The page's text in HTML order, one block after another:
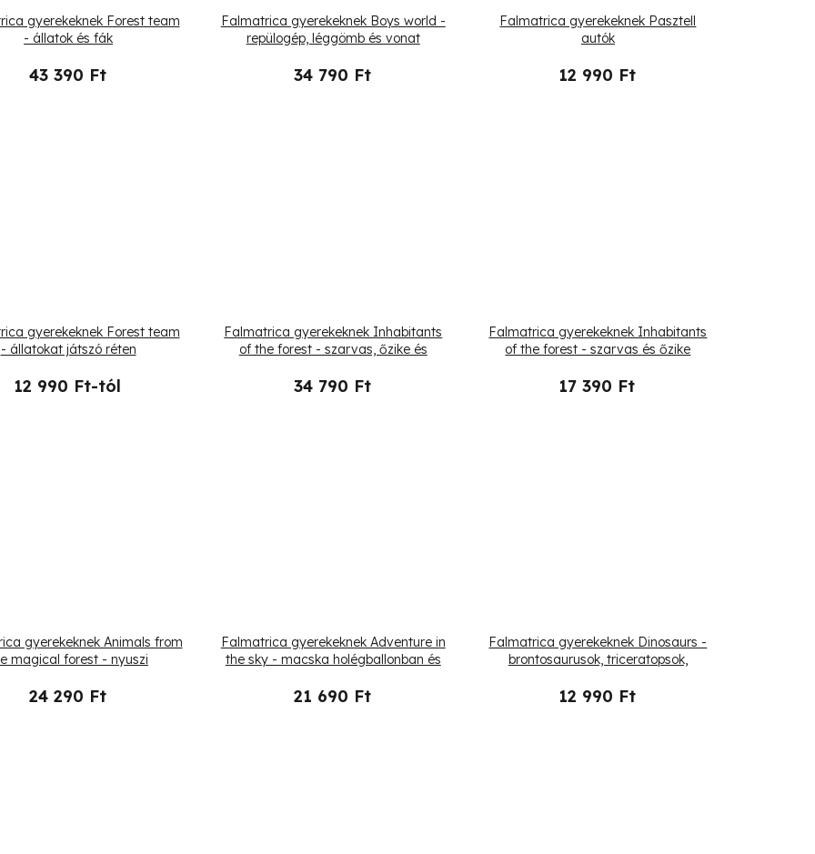
gyerekeknek Forest team
- állatok és fák
43 390 Ft
Falmatrica gyerekeknek Boys world -
repülogép, léggömb és vonat
34 790 Ft
Falmatrica gyerekeknek Pasztell
autók
12 990 Ft
gyerekeknek Forest team
- állatokat játszó réten
12 990 Ft-tól
Falmatrica gyerekeknek Inhabitants
of the forest - szarvas, őzike és
34 790 Ft
Falmatrica gyerekeknek Inhabitants
of the forest - szarvas és őzike
17 390 Ft
gyerekeknek Animals from
magical forest - nyuszi
24 290 Ft
Falmatrica gyerekeknek Adventure in
the sky - macska holégballonban és
21 690 Ft
Falmatrica gyerekeknek Dinosaurs -
brontosaurusok, triceratopsok,
12 990 Ft